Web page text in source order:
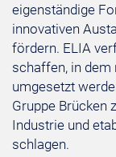
eigenständige
innovativen
fördern. ELIA
schaffen, in dem
umgesetzt
Gruppe Brücken
Industrie und
schlagen.